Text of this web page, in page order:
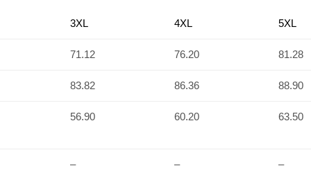
3XL 4XL 5XL
71.12 76.20 81.28
83.82 86.36 88.90
56.90 60.20 63.50
– – –